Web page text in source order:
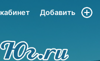
Добавить